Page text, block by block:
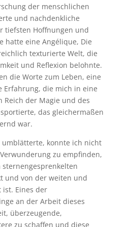
der menschlichen
und nachdenkliche
tiefsten Hoffnungen und
hatte eine Angélique, Die
texturierte Welt, die
und Reflexion belohnte.
die Worte zum Leben, eine
Erfahrung, die mich in eine
Reich der Magie und des
das gleichermaßen
war.
umblätterte, konnte ich nicht
zu empfinden,
und von der weiten und
Eines der
an der Arbeit dieses
überzeugende,
zu schaffen und diese